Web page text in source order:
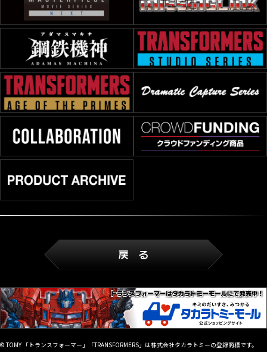
© TOMY 「トランスフォーマー」「TRANSFORMERS」は株式会社タカラトミーの登録商標です。